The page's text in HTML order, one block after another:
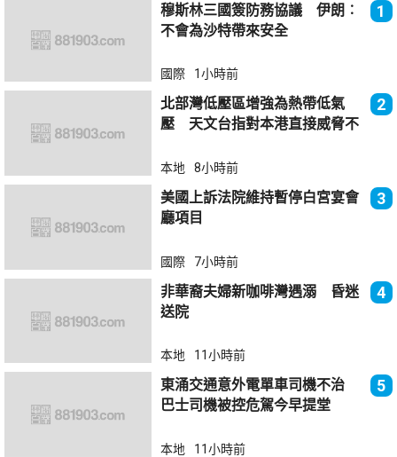
穆斯林三國簽防務協議 伊朗︰
不會為沙特帶來安全
1
國際 1小時前
北部灣低壓區增強為熱帶低氣
壓 天文台指對本港直接威脅不
2
本地 8小時前
美國上訴法院維持暫停白宮宴會
廳項目
3
國際 7小時前
非華裔夫婦新咖啡灣遇溺 昏迷
送院
4
本地 11小時前
東涌交通意外電單車司機不治
巴士司機被控危駕今早提堂
5
本地 11小時前